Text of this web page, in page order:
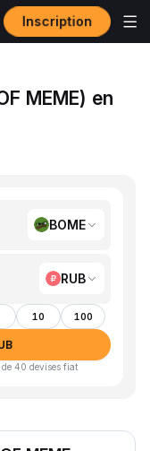
Inscription
MEME) en
BOME
RUB
10 100
40 devises fiat